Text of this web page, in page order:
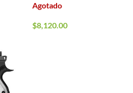
Agotado
$8,120.00